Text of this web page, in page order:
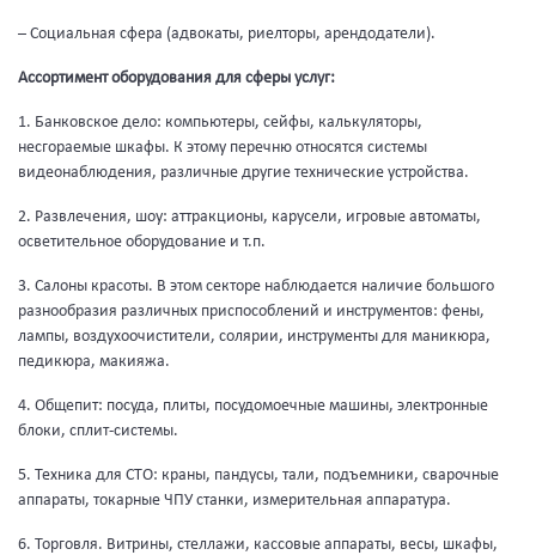
– Социальная сфера (адвокаты, риелторы, арендодатели).
Ассортимент оборудования для сферы услуг:
1. Банковское дело: компьютеры, сейфы, калькуляторы,
несгораемые шкафы. К этому перечню относятся системы
видеонаблюдения, различные другие технические устройства.
2. Развлечения, шоу: аттракционы, карусели, игровые автоматы,
осветительное оборудование и т.п.
3. Салоны красоты. В этом секторе наблюдается наличие большого
разнообразия различных приспособлений и инструментов: фены,
лампы, воздухоочистители, солярии, инструменты для маникюра,
педикюра, макияжа.
4. Общепит: посуда, плиты, посудомоечные машины, электронные
блоки, сплит-системы.
5. Техника для СТО: краны, пандусы, тали, подъемники, сварочные
аппараты, токарные ЧПУ станки, измерительная аппаратура.
6. Торговля. Витрины, стеллажи, кассовые аппараты, весы, шкафы,